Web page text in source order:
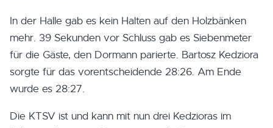
In der Halle gab es kein Halten auf den Holzbänken
mehr. 39 Sekunden vor Schluss gab es Siebenmeter
für die Gäste, den Dormann parierte. Bartosz Kedziora
sorgte für das vorentscheidende 28:26. Am Ende
wurde es 28:27.
Die KTSV ist und kann mit nun drei Kedzioras im